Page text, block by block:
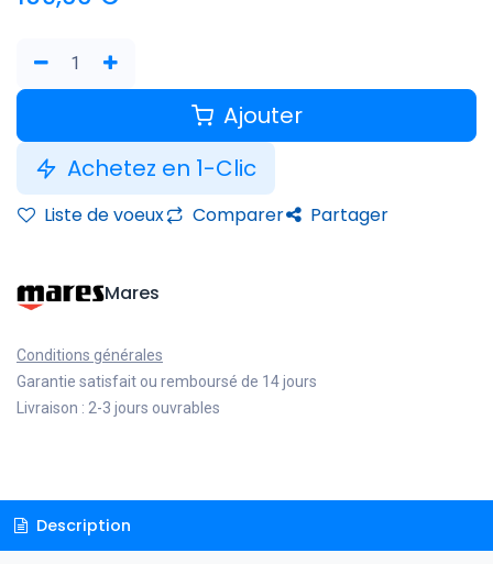
Ajouter
Achetez en 1-Clic
Liste de voeux Comparer Partager
Mares
Conditions générales
Garantie satisfait ou remboursé de 14 jours
Livraison : 2-3 jours ouvrables
Description